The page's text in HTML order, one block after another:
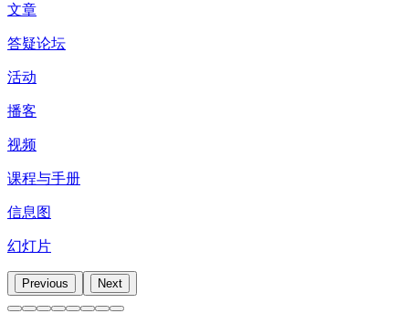
文章
答疑论坛
活动
播客
视频
课程与手册
信息图
幻灯片
Previous Next